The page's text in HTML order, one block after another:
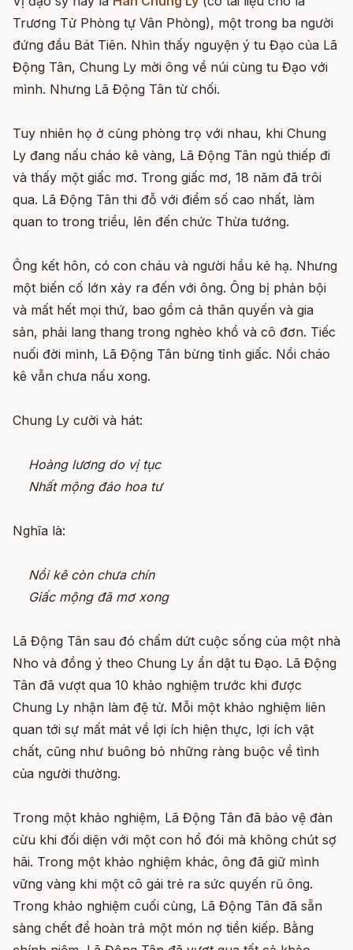
Trương Tử Phòng tự Vân Phòng), một trong ba người
đứng đầu Bát Tiên. Nhìn thấy nguyện ý tu Đạo của Lã
Động Tân, Chung Ly mời ông về núi cùng tu Đạo với
mình. Nhưng Lã Động Tân từ chối.
Tuy nhiên họ ở cùng phòng trọ với nhau, khi Chung
Ly đang nấu cháo kê vàng, Lã Động Tân ngủ thiếp đi
và thấy một giấc mơ. Trong giấc mơ, 18 năm đã trôi
qua. Lã Động Tân thi đỗ với điểm số cao nhất, làm
quan to trong triều, lên đến chức Thừa tướng.
Ông kết hôn, có con cháu và người hầu kẻ hạ. Nhưng
một biến cố lớn xảy ra đến với ông. Ông bị phản bội
và mất hết mọi thứ, bao gồm cả thân quyến và gia
sản, phải lang thang trong nghèo khổ và cô đơn. Tiếc
nuối đời mình, Lã Động Tân bừng tỉnh giấc. Nồi cháo
kê vẫn chưa nấu xong.
Chung Ly cười và hát:
Hoàng lương do vị tục
Nhất mộng đáo hoa tư
Nghĩa là:
Nồi kê còn chưa chín
Giấc mộng đã mơ xong
Lã Động Tân sau đó chấm dứt cuộc sống của một nhà
Nho và đồng ý theo Chung Ly ẩn dật tu Đạo. Lã Động
Tân đã vượt qua 10 khảo nghiệm trước khi được
Chung Ly nhận làm đệ tử. Mỗi một khảo nghiệm liên
quan tới sự mất mát về lợi ích hiện thực, lợi ích vật
chất, cũng như buông bỏ những ràng buộc về tình
của người thường.
Trong một khảo nghiệm, Lã Động Tân đã bảo vệ đàn
cừu khi đối diện với một con hổ đói mà không chút sợ
hãi. Trong một khảo nghiệm khác, ông đã giữ mình
vững vàng khi một cô gái trẻ ra sức quyến rũ ông.
Trong khảo nghiệm cuối cùng, Lã Động Tân đã sẵn
sàng chết để hoàn trả một món nợ tiền kiếp. Bằng